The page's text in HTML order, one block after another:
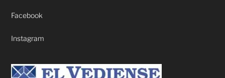
Facebook
Instagram